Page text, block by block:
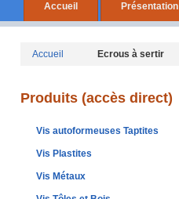
Accueil Présentation
Accueil Ecrous à sertir
Produits (accès direct)
Vis autoformeuses Taptites
Vis Plastites
Vis Métaux